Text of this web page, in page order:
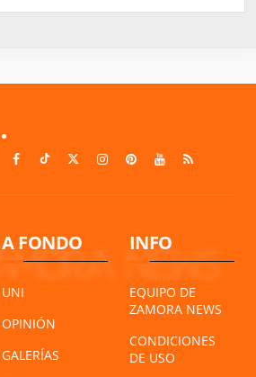
A FONDO
UNI
OPINIÓN
GALERÍAS
INFO
EQUIPO DE
ZAMORA NEWS
CONDICIONES
DE USO